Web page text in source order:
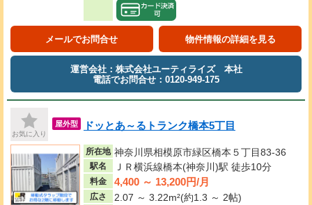
メールでお問合せ 物件情報の詳細を見る
運営会社：株式会社ユーティライズ 本社
電話でお問合せ：0120-949-175
お気に入り
屋外型 ドッとあ～るトランク橋本5丁目
所在地 神奈川県相模原市緑区橋本５丁目83-36
駅名 ＪＲ横浜線橋本(神奈川)駅 徒歩10分
料金 4,400 ～ 13,200円/月
広さ 2.07 ～ 3.22m²(約1.3 ～ 2帖)